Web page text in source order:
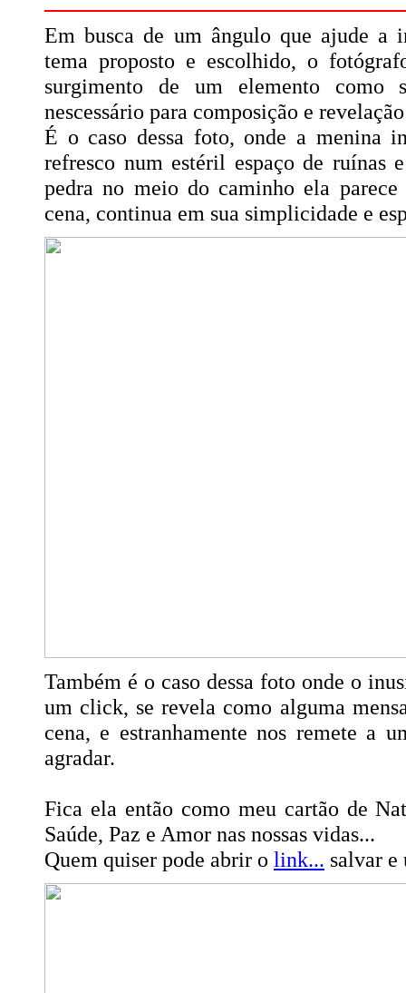
Em busca de um ângulo que ajude a
tema proposto e escolhido, o
surgimento de um elemento como
nescessário para composição e
É o caso dessa foto, onde a menina
refresco num estéril espaço de ruínas
pedra no meio do caminho ela
cena, continua em sua simplicidade e
Também é o caso dessa foto onde o
um click, se revela como alguma
cena, e estranhamente nos remete a
agradar.
Fica ela então como meu cartão de
Saúde, Paz e Amor nas nossas vidas...
Quem quiser pode abrir o link... salvar e